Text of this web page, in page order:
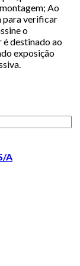
Ao
para verificar
o
destinado ao
exposição
A